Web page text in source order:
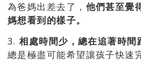
為爸媽出差去了， 他們甚至覺
媽想看到的樣子。
3.相處時間少，總在追著時間
總是極盡可能希望讓孩子快速